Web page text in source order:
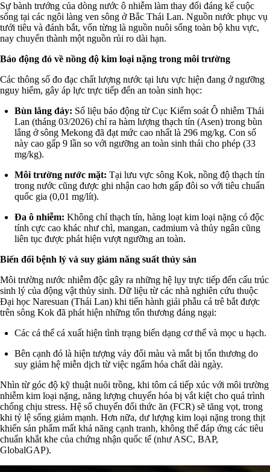
Sự bành trướng của dòng nước ô nhiễm làm thay đổi đáng kể cuộc
sống tại các ngôi làng ven sông ở Bắc Thái Lan. Nguồn nước phục vụ
tưới tiêu và đánh bắt, vốn từng là nguồn nuôi sống toàn bộ khu vực,
nay chuyển thành một nguồn rủi ro dài hạn.
Báo động đỏ về nồng độ kim loại nặng trong môi trường
Các thông số đo đạc chất lượng nước tại lưu vực hiện đang ở ngưỡng
nguy hiểm, gây áp lực trực tiếp đến an toàn sinh học:
Bùn lắng đáy: Số liệu báo động từ Cục Kiểm soát Ô nhiễm Thái
Lan (tháng 03/2026) chỉ ra hàm lượng thạch tín (Asen) trong bùn
lắng ở sông Mekong đã đạt mức cao nhất là 296 mg/kg. Con số
này cao gấp 9 lần so với ngưỡng an toàn sinh thái cho phép (33
mg/kg).
Môi trường nước mặt: Tại lưu vực sông Kok, nồng độ thạch tín
trong nước cũng được ghi nhận cao hơn gấp đôi so với tiêu chuẩn
quốc gia (0,01 mg/lít).
Đa ô nhiễm: Không chỉ thạch tín, hàng loạt kim loại nặng có độc
tính cực cao khác như chì, mangan, cadmium và thủy ngân cũng
liên tục được phát hiện vượt ngưỡng an toàn.
Biến đổi bệnh lý và suy giảm năng suất thủy sản
Môi trường nước nhiễm độc gây ra những hệ lụy trực tiếp đến cấu trúc
sinh lý của động vật thủy sinh. Dữ liệu từ các nhà nghiên cứu thuộc
Đại học Naresuan (Thái Lan) khi tiến hành giải phẫu cá trê bắt được
trên sông Kok đã phát hiện những tổn thương đáng ngại:
Các cá thể cá xuất hiện tình trạng biến dạng cơ thể và mọc u hạch.
Bên cạnh đó là hiện tượng vảy đổi màu và mắt bị tổn thương do
suy giảm hệ miễn dịch từ việc ngấm hóa chất dài ngày.
Nhìn từ góc độ kỹ thuật nuôi trồng, khi tôm cá tiếp xúc với môi trường
nhiễm kim loại nặng, năng lượng chuyển hóa bị vắt kiệt cho quá trình
chống chịu stress. Hệ số chuyển đổi thức ăn (FCR) sẽ tăng vọt, trong
khi tỷ lệ sống giảm mạnh. Hơn nữa, dư lượng kim loại nặng trong thịt
khiến sản phẩm mất khả năng cạnh tranh, không thể đáp ứng các tiêu
chuẩn khắt khe của chứng nhận quốc tế (như ASC, BAP,
GlobalGAP).